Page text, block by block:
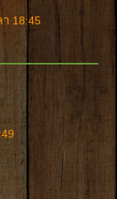
18:45